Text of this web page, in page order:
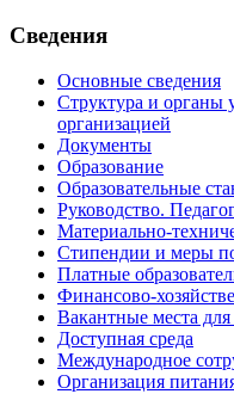
Сведения
Основные сведения
Структура и органы
организацией
Документы
Образование
Образовательные
Руководство.
Материально-
Стипендии и меры
Платные
Финансово-
Вакантные места
Доступная среда
Международное
Организация